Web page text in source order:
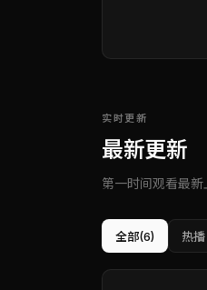
实时更新
最新更新
第一时间观看最
全部(6) 热播